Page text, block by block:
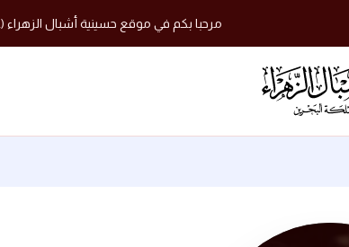
مرحبا بكم في موقع حسينية أشبال الزهراء